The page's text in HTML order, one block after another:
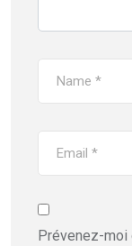
Prévenez-